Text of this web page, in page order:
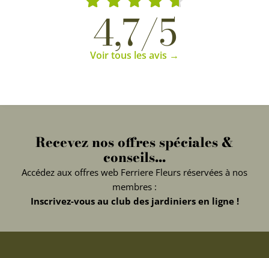
4,7/5
Voir tous les avis →
Recevez nos offres spéciales &
conseils...
Accédez aux offres web Ferriere Fleurs réservées à nos
membres :
Inscrivez-vous au club des jardiniers en ligne !